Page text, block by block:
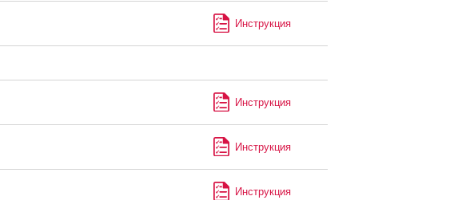
Инструкция
Инструкция
Инструкция
Инструкция